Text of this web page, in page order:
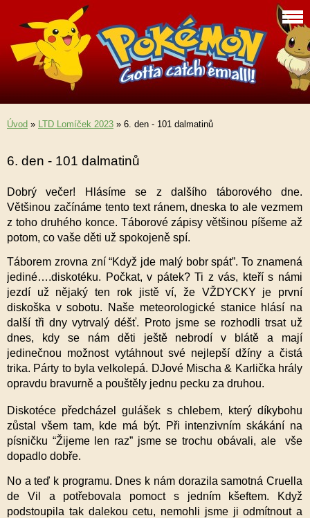
Úvod » LTD Lomíček 2023 » 6. den - 101 dalmatinů
6. den - 101 dalmatinů
Dobrý večer! Hlásíme se z dalšího táborového dne.
Většinou začínáme tento text ránem, dneska to ale vezmem
z toho druhého konce. Táborové zápisy většinou píšeme až
potom, co vaše děti už spokojeně spí.
Táborem zrovna zní “Když jde malý bobr spát”. To znamená
jediné….diskotéku. Počkat, v pátek? Ti z vás, kteří s námi
jezdí už nějaký ten rok jistě ví, že VŽDYCKY je první
diskoška v sobotu. Naše meteorologické stanice hlásí na
další tři dny vytrvalý déšť. Proto jsme se rozhodli trsat už
dnes, kdy se nám děti ještě nebrodí v blátě a mají
jedinečnou možnost vytáhnout své nejlepší džíny a čistá
trika. Párty to byla velkolepá. DJové Mischa & Karlička hrály
opravdu bravurně a pouštěly jednu pecku za druhou.
Diskotéce předcházel gulášek s chlebem, který díkybohu
zůstal všem tam, kde má být. Při intenzivním skákání na
písničku “Žijeme len raz” jsme se trochu obávali, ale vše
dopadlo dobře.
No a teď k programu. Dnes k nám dorazila samotná Cruella
de Vil a potřebovala pomoct s jedním kšeftem. Když
podstoupila tak dalekou cetu, nemohli jsme ji odmítnout a